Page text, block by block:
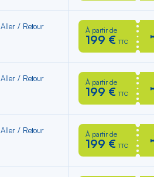
Aller / Retour À partir de
199 € TTC
Aller / Retour À partir de
199 € TTC
Aller / Retour À partir de
199 € TTC